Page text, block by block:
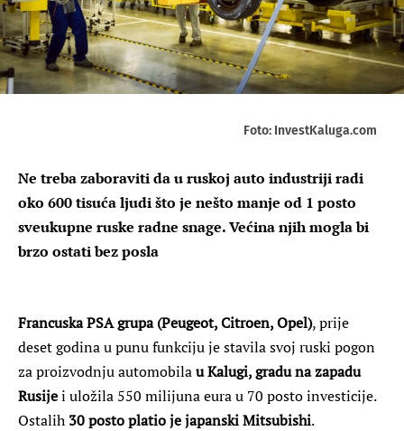
Foto: InvestKaluga.com
Ne treba zaboraviti da u ruskoj auto industriji radi
oko 600 tisuća ljudi što je nešto manje od 1 posto
sveukupne ruske radne snage. Većina njih mogla bi
brzo ostati bez posla
Francuska PSA grupa (Peugeot, Citroen, Opel), prije
deset godina u punu funkciju je stavila svoj ruski pogon
za proizvodnju automobilau Kalugi, gradu na zapadu
Rusijei uložila 550 milijuna eura u 70 posto investicije.
Ostalih 30 posto platio je japanski Mitsubishi.